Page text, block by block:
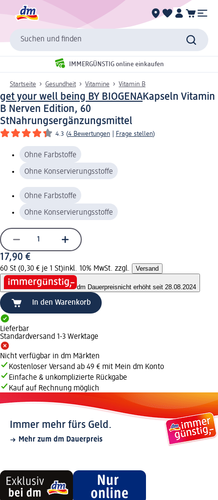
Suchen und finden
IMMERGÜNSTIG online einkaufen
Startseite Gesundheit Vitamine Vitamin B
get your well being BY BIOGENAKapseln Vitamin
B Nerven Edition, 60
StNahrungsergänzungsmittel
4.3 (4 Bewertungen Frage stellen)
Ohne Farbstoffe
Ohne Konservierungsstoffe
Ohne Farbstoffe
Ohne Konservierungsstoffe
17,90 €
60 St (0,30 € je 1 St)inkl. 10% MwSt. zzgl. Versand
dm Dauerpreisnicht erhöht seit 28.08.2024
In den Warenkorb
Lieferbar
Standardversand 1-3 Werktage
Nicht verfügbar in dm Märkten
Kostenloser Versand ab 49 € mit Mein dm Konto
Einfache & unkomplizierte Rückgabe
Kauf auf Rechnung möglich
Immer mehr fürs Geld.
Mehr zum dm Dauerpreis